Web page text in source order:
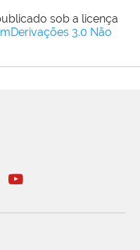
sob a licença
3.0 Não